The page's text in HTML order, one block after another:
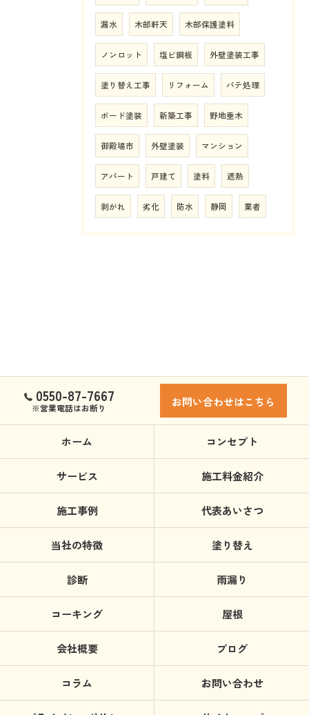
漏水 木部軒天 木部保護塗料
ノンロット 塩ビ鋼板 外壁塗装工事
塗り替え工事 リフォーム パテ処理
ボード塗装 新築工事 野地垂木
御殿場市 外壁塗装 マンション
アパート 戸建て 塗料 遮熱
剥がれ 劣化 防水 静岡 業者
0550-87-7667
※営業電話はお断り お問い合わせはこちら
ホーム コンセプト
サービス 施工料金紹介
施工事例 代表あいさつ
当社の特徴 塗り替え
診断 雨漏り
コーキング 屋根
会社概要 ブログ
コラム お問い合わせ